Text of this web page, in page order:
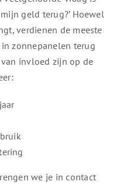
geld terug?’ Hoewel
verdienen de meeste
zonnepanelen terug
invloed zijn op de
we je in contact